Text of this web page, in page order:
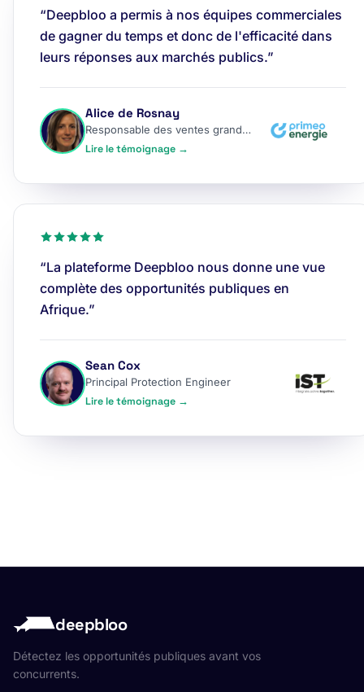
“Deepbloo a permis à nos équipes commerciales
de gagner du temps et donc de l'efficacité dans
leurs réponses aux marchés publics.”
Alice de Rosnay
Responsable des ventes grands comptes
Lire le témoignage →
“La plateforme Deepbloo nous donne une vue
complète des opportunités publiques en
Afrique.”
Sean Cox
Principal Protection Engineer
Lire le témoignage →
deepbloo
Détectez les opportunités publiques avant vos
concurrents.